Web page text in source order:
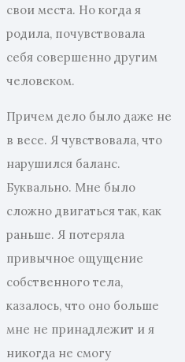
свои места. Но когда я
родила, почувствовала
себя совершенно другим
человеком.
Причем дело было даже не
в весе. Я чувствовала, что
нарушился баланс.
Буквально. Мне было
сложно двигаться так, как
раньше. Я потеряла
привычное ощущение
собственного тела,
казалось, что оно больше
мне не принадлежит и я
никогда не смогу